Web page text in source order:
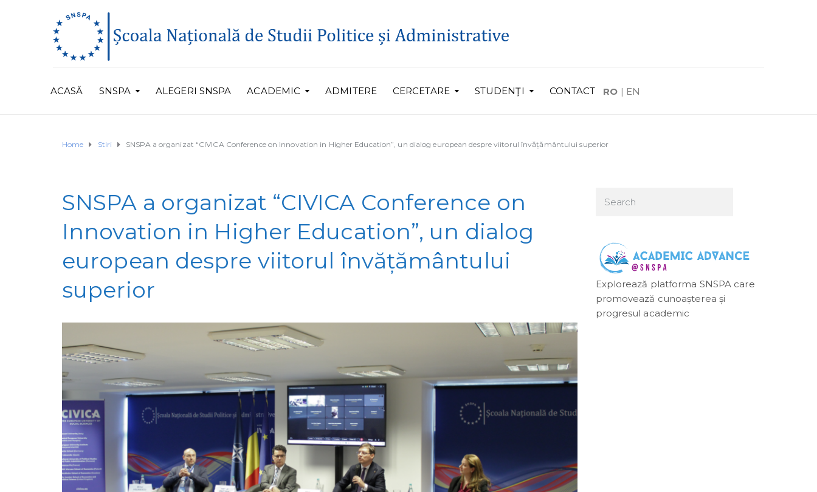
ACASĂ SNSPA ALEGERI SNSPA ACADEMIC ADMITERE CERCETARE STUDENŢI CONTACT RO | EN
Home Stiri SNSPA a organizat “CIVICA Conference on Innovation in Higher Education”, un dialog european despre viitorul învățământului superior
SNSPA a organizat “CIVICA Conference on
Innovation in Higher Education”, un dialog
european despre viitorul învățământului
superior
Explorează platforma SNSPA care
promovează cunoașterea și
progresul academic